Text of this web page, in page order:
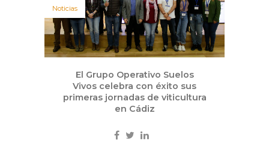
Noticias
El Grupo Operativo Suelos
Vivos celebra con éxito sus
primeras jornadas de viticultura
en Cádiz